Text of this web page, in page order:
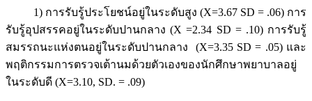
1) การรับรู้ประโยชน์อยู่ในระดับสูง (X=3.67 SD = .06) การ
รับรู้อุปสรรคอยู่ในระดับปานกลาง (X =2.34 SD = .10) การรับรู้
สมรรถนะแห่งตนอยู่ในระดับปานกลาง (X=3.35 SD = .05) และ
พฤติกรรมการตรวจเต้านมด้วยตัวเองของนักศึกษาพยาบาลอยู่
ในระดับดี (X=3.10, SD. = .09)